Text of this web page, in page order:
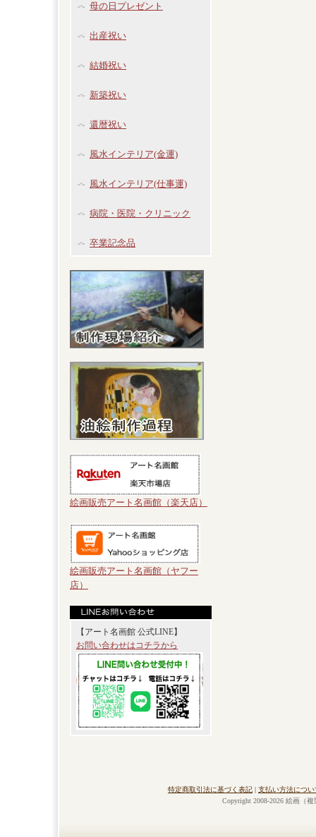
母の日プレゼント
出産祝い
結婚祝い
新築祝い
還暦祝い
風水インテリア(金運)
風水インテリア(仕事運)
病院・医院・クリニック
卒業記念品
絵画販売アート名画館（楽天店）
絵画販売アート名画館（ヤフー
店）
【アート名画館 公式LINE】
お問い合わせはコチラから
特定商取引法に基づく表記 | 支払い方法につい
Copyright 2008-2026 絵画（